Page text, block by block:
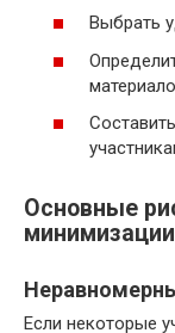
Выбрать
Основные
минимизации
Если некоторые